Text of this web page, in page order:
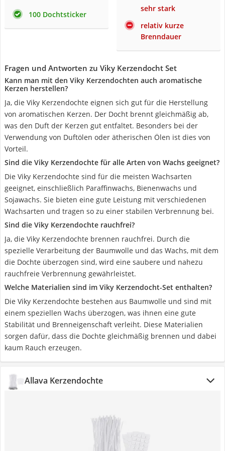
100 Dochtsticker
sehr stark
relativ kurze
Brenndauer
Fragen und Antworten zu Viky Kerzendocht Set
Kann man mit den Viky Kerzendochten auch aromatische
Kerzen herstellen?
Ja, die Viky Kerzendochte eignen sich gut für die Herstellung
von aromatischen Kerzen. Der Docht brennt gleichmäßig ab,
was den Duft der Kerzen gut entfaltet. Besonders bei der
Verwendung von Duftölen oder ätherischen Ölen ist dies von
Vorteil.
Sind die Viky Kerzendochte für alle Arten von Wachs geeignet?
Die Viky Kerzendochte sind für die meisten Wachsarten
geeignet, einschließlich Paraffinwachs, Bienenwachs und
Sojawachs. Sie bieten eine gute Leistung mit verschiedenen
Wachsarten und tragen so zu einer stabilen Verbrennung bei.
Sind die Viky Kerzendochte rauchfrei?
Ja, die Viky Kerzendochte brennen rauchfrei. Durch die
spezielle Verarbeitung der Baumwolle und das Wachs, mit dem
die Dochte überzogen sind, wird eine saubere und nahezu
rauchfreie Verbrennung gewährleistet.
Welche Materialien sind im Viky Kerzendocht-Set enthalten?
Die Viky Kerzendochte bestehen aus Baumwolle und sind mit
einem speziellen Wachs überzogen, was ihnen eine gute
Stabilität und Brenneigenschaft verleiht. Diese Materialien
sorgen dafür, dass die Dochte gleichmäßig brennen und dabei
kaum Rauch erzeugen.
Allava Kerzendochte